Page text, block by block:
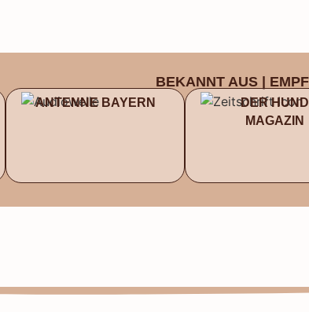
BEKANNT AUS |
ANTENNE BAYERN
DER HUND
MAGAZIN